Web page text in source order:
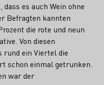
es auch Wein ohne
Befragten kannten
die rote und neun
Von diesen
rund ein Viertel die
schon einmal getrunken.
war der